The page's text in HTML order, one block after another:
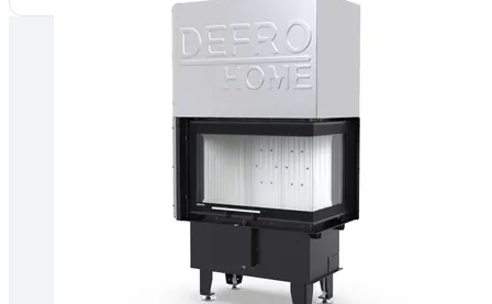
Tallinnas kaminasalong
Pärnu mnt. 139E/2, 11317, Tallinn
(+372) 677 6977
kaminakoda@kaminakoda.ee
Tartus kivi töötlemine